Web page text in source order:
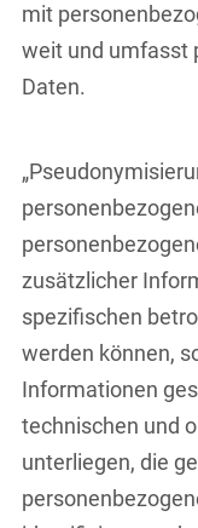
mit
weit und umfasst
Daten.
zusätzlicher
spezifischen
werden können,
Informationen
technischen und
unterliegen, die